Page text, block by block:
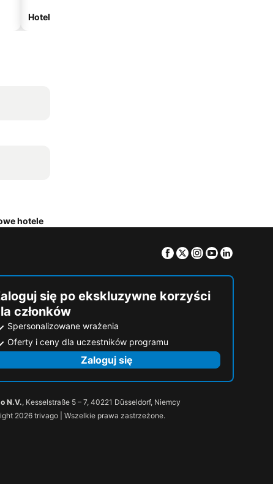
Hotele przy plaży
hotele
Facebook
TwitterInstagram
Youtube
się po ekskluzywne korzyści
członków
Spersonalizowane wrażenia
Oferty i ceny dla uczestników programu
Zaloguj się
N.V., Kesselstraße 5 – 7, 40221 Düsseldorf, Niemcy
2026 trivago | Wszelkie prawa zastrzeżone.